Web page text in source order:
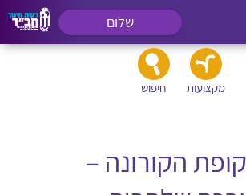
שלום
מקצועות חיפוש
הקורונה –